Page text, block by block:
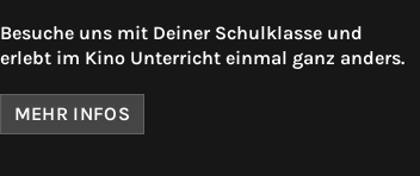
Besuche uns mit Deiner Schulklasse und
erlebt im Kino Unterricht einmal ganz anders.
MEHR INFOS